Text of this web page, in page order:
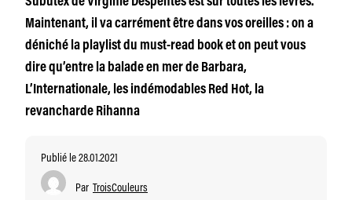
Maintenant, il va carrément être dans vos oreilles : on a
déniché la playlist du must-read book et on peut vous
dire qu’entre la balade en mer de Barbara,
L’Internationale, les indémodables Red Hot, la
revancharde Rihanna
Publié le 28.01.2021
Par TroisCouleurs